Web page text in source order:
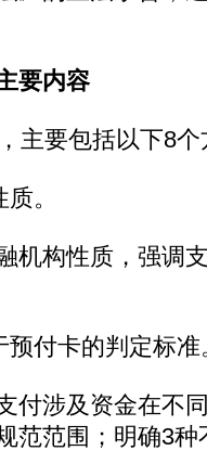
要内容
要包括以下8个
。
构性质，强调
付卡的判定标准
涉及资金在不
范范围；明确3